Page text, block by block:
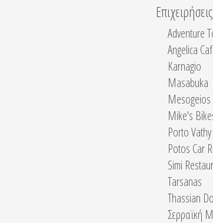
Adventure
Angelica
Karnagio
Masabuka
Mike's
Porto
Potos Car
Simi
Tarsanas
Thassian
Σερραϊκή